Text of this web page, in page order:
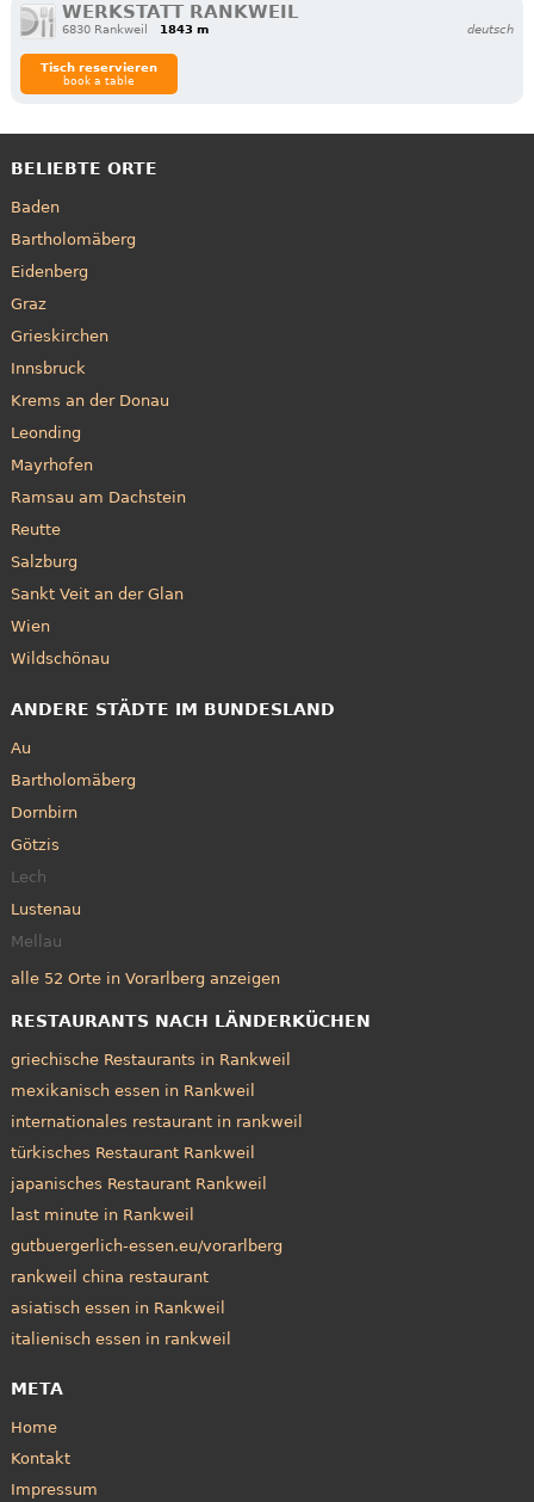
WERKSTATT RANKWEIL
6830 Rankweil 1843 m deutsch
Tisch reservieren
book a table
BELIEBTE ORTE
Baden
Bartholomäberg
Eidenberg
Graz
Grieskirchen
Innsbruck
Krems an der Donau
Leonding
Mayrhofen
Ramsau am Dachstein
Reutte
Salzburg
Sankt Veit an der Glan
Wien
Wildschönau
ANDERE STÄDTE IM BUNDESLAND
Au
Bartholomäberg
Dornbirn
Götzis
Lech
Lustenau
Mellau
alle 52 Orte in Vorarlberg anzeigen
RESTAURANTS NACH LÄNDERKÜCHEN
griechische Restaurants in Rankweil
mexikanisch essen in Rankweil
internationales restaurant in rankweil
türkisches Restaurant Rankweil
japanisches Restaurant Rankweil
last minute in Rankweil
gutbuergerlich-essen.eu/vorarlberg
rankweil china restaurant
asiatisch essen in Rankweil
italienisch essen in rankweil
META
Home
Kontakt
Impressum